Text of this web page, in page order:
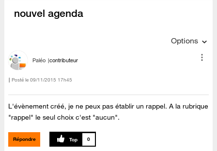
nouvel agenda
Options
Paléo contributeur
Posté le ‎09/11/2015 17h45
L'évènement créé, je ne peux pas établir un rappel. A la rubrique
"rappel" le seul choix c'est "aucun".
Répondre 0